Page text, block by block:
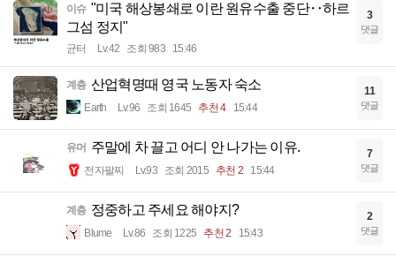
이슈 "미국 해상봉쇄로 이란 원유수출 중단‥하르
그섬 정지"
균터 Lv.42 조회 983 15:46
3
댓글
계층 산업혁명때 영국 노동자 숙소
Earth Lv.96 조회 1645 추천 4 15:44
11
댓글
유머 주말에 차 끌고 어디 안 나가는 이유.
전자팔찌 Lv.93 조회 2015 추천 2 15:44
7
댓글
계층 정중하고 주세요 해야지?
Blume Lv.86 조회 1225 추천 2 15:43
2
댓글